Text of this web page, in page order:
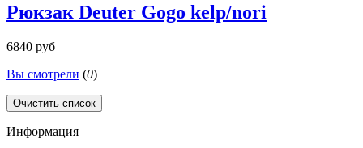
Рюкзак Deuter Gogo kelp/nori
6840 руб
Вы смотрели (0)
Очистить список
Информация